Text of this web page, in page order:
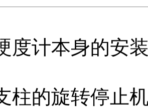
计本身的安
的旋转停止